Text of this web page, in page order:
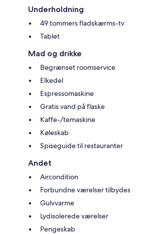
Underholdning
49 tommers fladskærms-tv
Tablet
Mad og drikke
Begrænset roomservice
Elkedel
Espressomaskine
Gratis vand på flaske
Kaffe-/temaskine
Køleskab
Spiseguide til restauranter
Andet
Aircondition
Forbundne værelser tilbydes
Gulvvarme
Lydisolerede værelser
Pengeskab